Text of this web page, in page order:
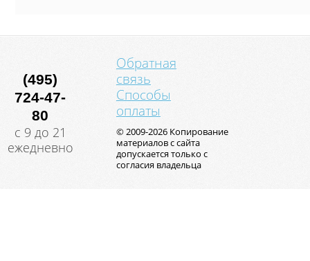
(495)
724-47-
80
с 9 до 21
ежедневно
Обратная
связь
Способы
оплаты
© 2009-2026 Копирование
материалов с сайта
допускается только с
согласия владельца